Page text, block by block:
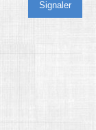
Signaler